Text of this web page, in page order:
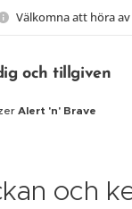
Välkomna att höra av
och tillgiven
Alert 'n' Brave
och